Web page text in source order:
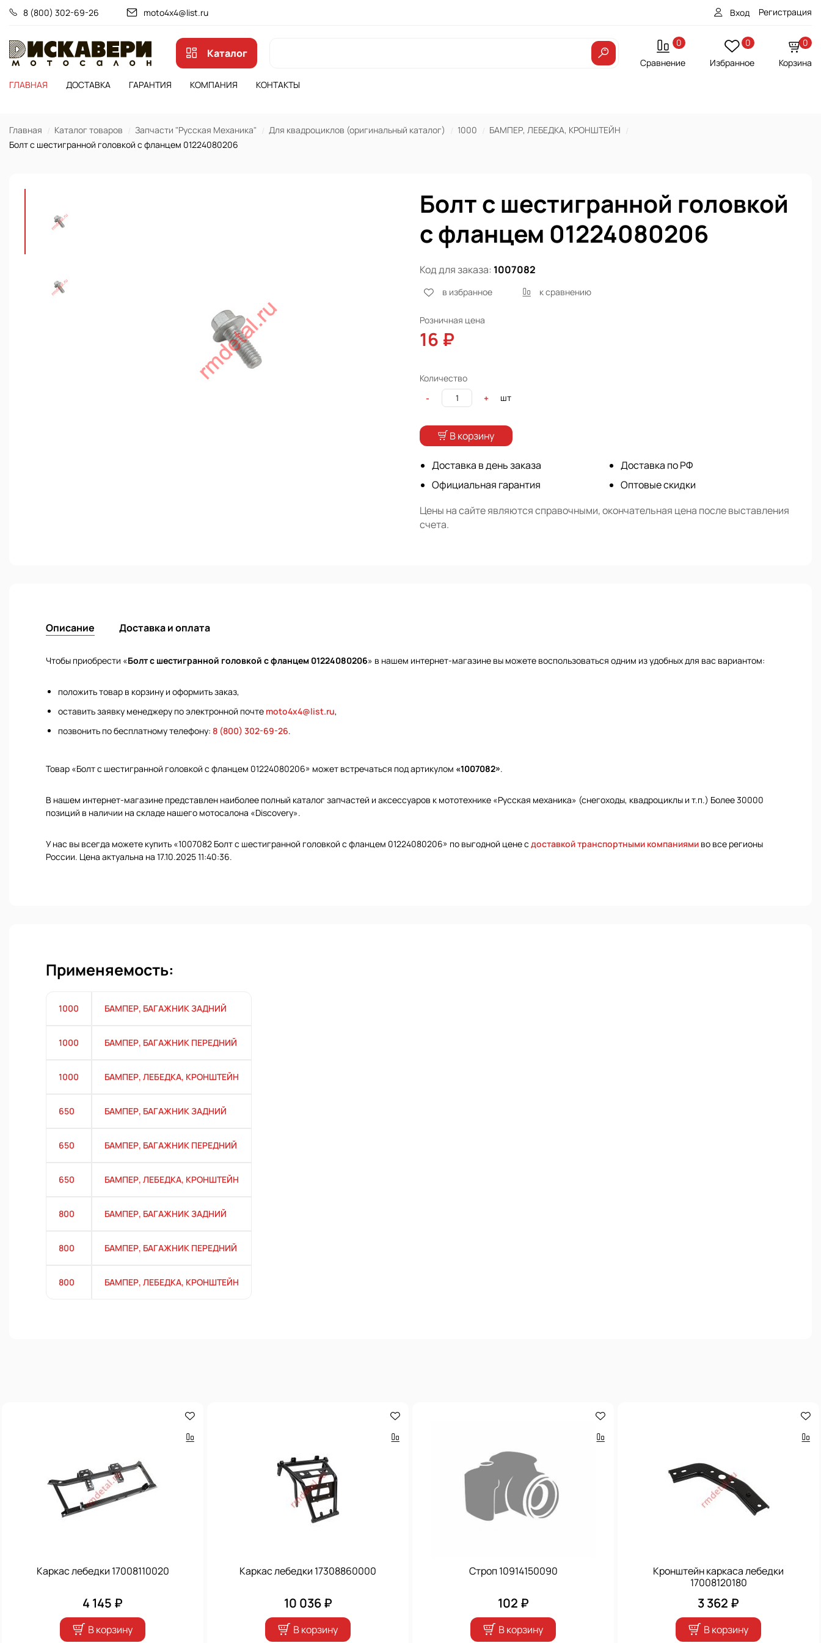
8 (800) 302-69-26 moto4x4@list.ru Вход Регистрация
Каталог
0
Сравнение
0
Избранное
0
Корзина
ГЛАВНАЯ
ДОСТАВКА ГАРАНТИЯ КОМПАНИЯ КОНТАКТЫ
Главная Каталог товаров Запчасти "Русская Механика" Для квадроциклов (оригинальный каталог) 1000
БАМПЕР, ЛЕБЕДКА, КРОНШТЕЙН
Болт с шестигранной головкой с фланцем 01224080206
Болт с шестигранной головкой
с фланцем 01224080206
Код для заказа: 1007082
в избранное к сравнению
Розничная цена
16 ₽
Количество
-
+ шт
В корзину
Доставка в день заказа
Официальная гарантия
Доставка по РФ
Оптовые скидки
Цены на сайте являются справочными, окончательная цена после выставления
счета.
Описание Доставка и оплата
Чтобы приобрести «Болт с шестигранной головкой с фланцем 01224080206» в нашем интернет-магазине вы можете воспользоваться одним из удобных для вас вариантом:
положить товар в корзину и оформить заказ,
оставить заявку менеджеру по электронной почте moto4x4@list.ru,
позвонить по бесплатному телефону: 8 (800) 302-69-26.
Товар «Болт с шестигранной головкой с фланцем 01224080206» может встречаться под артикулом «1007082».
В нашем интернет-магазине представлен наиболее полный каталог запчастей и аксессуаров к мототехнике «Русская механика» (снегоходы, квадроциклы и т.п.) Более 30000
позиций в наличии на складе нашего мотосалона «Discovery».
У нас вы всегда можете купить «1007082 Болт с шестигранной головкой с фланцем 01224080206» по выгодной цене с доставкой транспортными компаниями во все регионы
России. Цена актуальна на 17.10.2025 11:40:36.
Применяемость:
1000 БАМПЕР, БАГАЖНИК ЗАДНИЙ
1000 БАМПЕР, БАГАЖНИК ПЕРЕДНИЙ
1000 БАМПЕР, ЛЕБЕДКА, КРОНШТЕЙН
650 БАМПЕР, БАГАЖНИК ЗАДНИЙ
650 БАМПЕР, БАГАЖНИК ПЕРЕДНИЙ
650 БАМПЕР, ЛЕБЕДКА, КРОНШТЕЙН
800 БАМПЕР, БАГАЖНИК ЗАДНИЙ
800 БАМПЕР, БАГАЖНИК ПЕРЕДНИЙ
800 БАМПЕР, ЛЕБЕДКА, КРОНШТЕЙН
Каркас лебедки 17008110020
4 145 ₽
В корзину
Каркас лебедки 17308860000
10 036 ₽
В корзину
Строп 10914150090
102 ₽
В корзину
Кронштейн каркаса лебедки
17008120180
3 362 ₽
В корзину